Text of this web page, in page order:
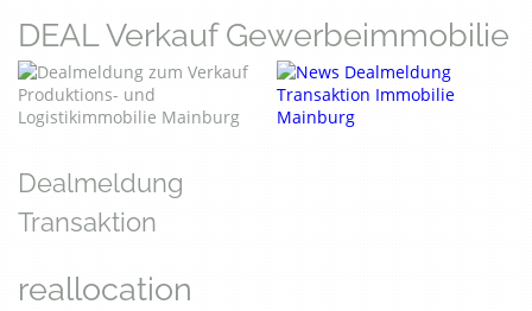
DEAL Verkauf Gewerbeimmobilie
Dealmeldung
Transaktion
reallocation